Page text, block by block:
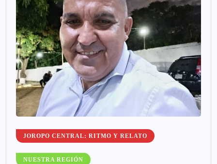
JOROPO CENTRAL: RITMO Y RELATO
NUESTRA REGIÓN